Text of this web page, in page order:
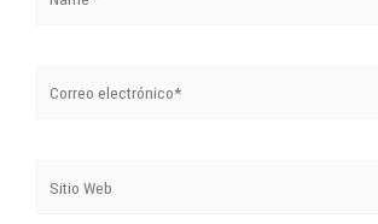
electrónico*
Web